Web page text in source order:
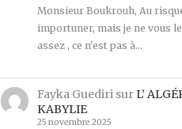
Monsieur Boukrouh, Au
importuner, mais je ne vous
assez , ce n'est pas à…
Fayka Guedirisur L’
KABYLIE
25 novembre 2025